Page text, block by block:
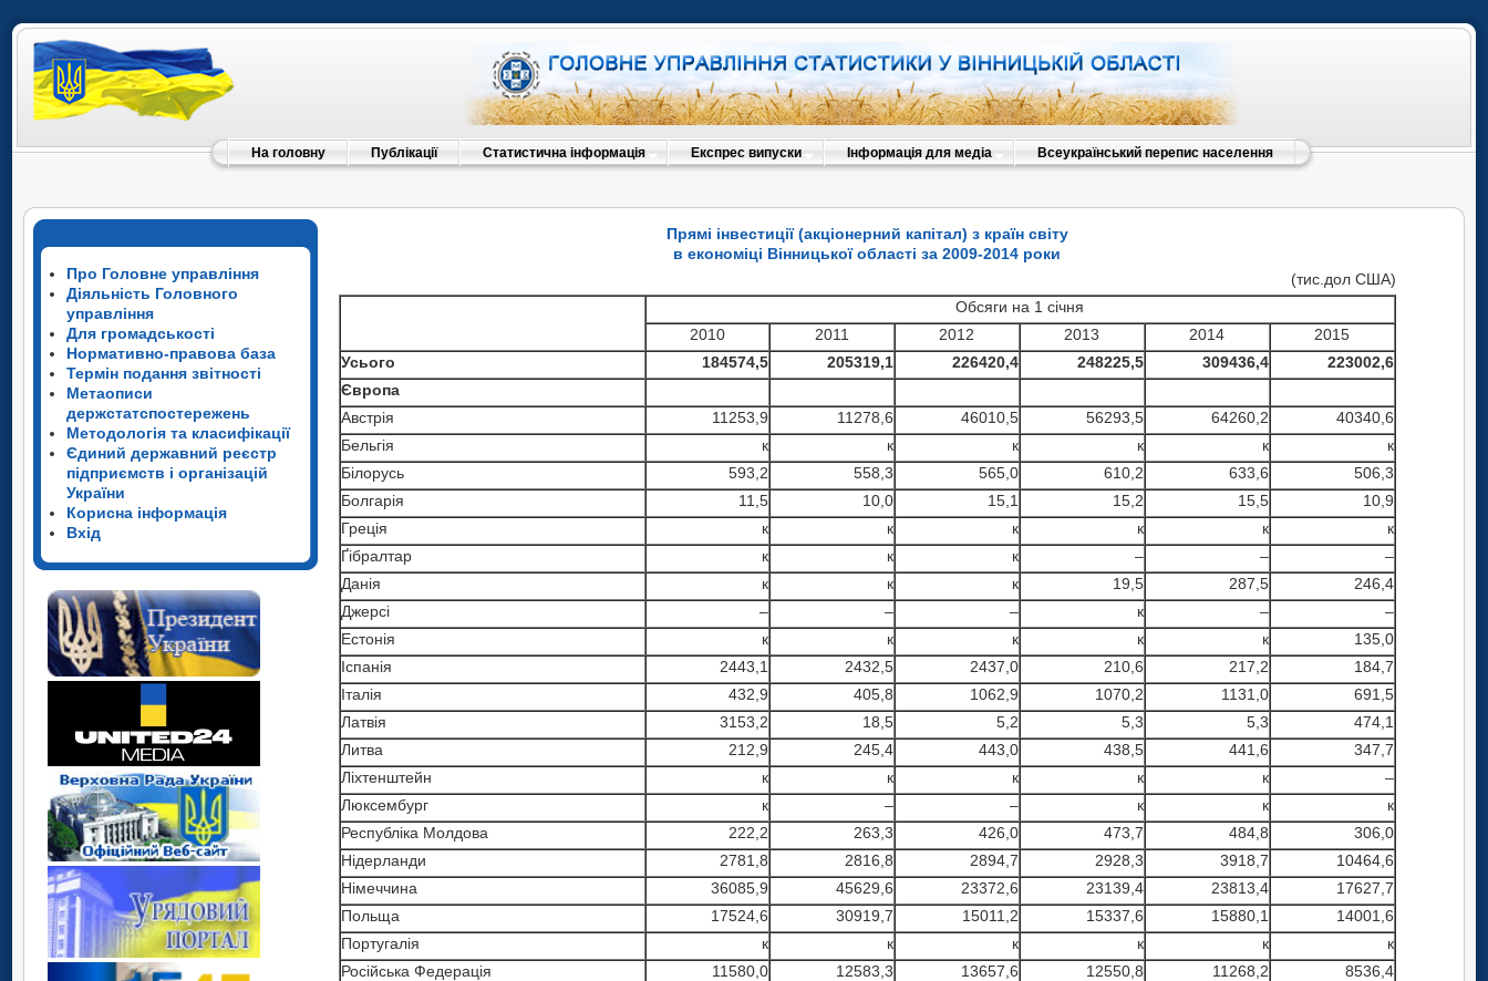
На головну Публікації Статистична інформація Експрес випуски Інформація для медіа Всеукраїнський перепис населення
Про Головне управління
Діяльність Головного
управління
Для громадськості
Нормативно-правова база
Термін подання звітності
Метаописи
держстатспостережень
Методологія та класифікації
Єдиний державний реєстр
підприємств і організацій
України
Корисна інформація
Вхід
Прямі інвестиції (акціонерний капітал) з країн світу
в економіці Вінницької області за 2009-2014 роки
(тис.дол США)
Обсяги на 1 січня
2010
2011 2012 2013 2014
2015
Усього
184574,5 205319,1 226420,4 248225,5 309436,4
223002,6
Європа
Австрія
11253,9 11278,6 46010,5 56293,5 64260,2
40340,6
Бельгія
к к к к к
к
Білорусь
593,2 558,3 565,0 610,2 633,6
506,3
Болгарія
11,5 10,0 15,1 15,2 15,5
10,9
Греція
к к к к к
к
Ґібралтар
к к к – –
–
Данія
к к к 19,5 287,5
246,4
Джерсі
– – – к –
–
Естонія
к к к к к
135,0
Iспанія
2443,1 2432,5 2437,0 210,6 217,2
184,7
Iталія
432,9 405,8 1062,9 1070,2 1131,0
691,5
Латвія
3153,2 18,5 5,2 5,3 5,3
474,1
Литва
212,9 245,4 443,0 438,5 441,6
347,7
Ліхтенштейн
к к к к к
–
Люксембург
к – – к к
к
Республіка Молдова
222,2 263,3 426,0 473,7 484,8
306,0
Нідерланди
2781,8 2816,8 2894,7 2928,3 3918,7
10464,6
Німеччина
36085,9 45629,6 23372,6 23139,4 23813,4
17627,7
Польща
17524,6 30919,7 15011,2 15337,6 15880,1
14001,6
Португалія
к к к к к
к
Російська Федерація
11580,0 12583,3 13657,6 12550,8 11268,2
8536,4